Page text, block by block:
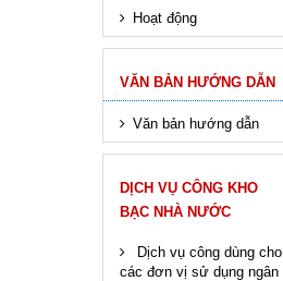
Hoạt động
VĂN BẢN HƯỚNG DẪN
Văn bản hướng dẫn
DỊCH VỤ CÔNG KHO
BẠC NHÀ NƯỚC
Dịch vụ công dùng cho
các đơn vị sử dụng ngân